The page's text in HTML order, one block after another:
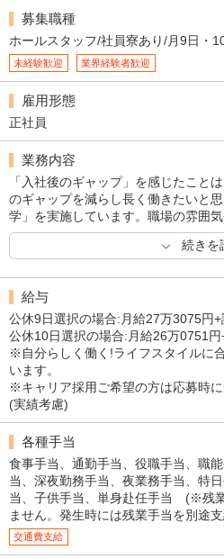
募集職種
ホールスタッフ/社員寮あり/月9日・
未経験歓迎 業界経験者歓迎
雇用形態
正社員
業務内容
「入社後のギャップ」を感じたこと
のギャップを減らし長く働きたいと
学」を実施しています。職場の雰囲
見学時に不安なことなど、ぜひお尋
に受付担当者までご相談ください。■
されるお客様が快適にご遊技できる
います。[4]機械のメンテナンス業務:
た際は、対応をします。■アルバイト
ます。PSJでは、一人ひとりが主体
善に貢献していただけます。パチン
が、実はパチンコ遊技や接客業自体
くいます。業界の知識や仕事内容は
ら身に付けられます。そこで得た知
店長を目指す道や、間接部門で人事
アップしていただけます。進まれる
の先のサポートはお任せください。
っかりとお応えいたします。
続きを
給与
公休9日選択の場合:月給27万3075円+
公休10日選択の場合:月給26万0751円
※自分らしく働く!ライフスタイルに
います。
※キャリア採用ご希望の方は応募時
(実績考慮)
各種手当
食事手当、通勤手当、役職手当、職
当、深夜勤務手当、夜業務手当、特
当、子供手当、単身赴任手当 (※残
ません。発生時には残業手当を別途
交通費支給